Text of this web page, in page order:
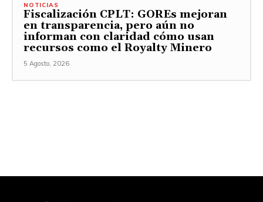
NOTICIAS
Fiscalización CPLT: GOREs mejoran
en transparencia, pero aún no
informan con claridad cómo usan
recursos como el Royalty Minero
5 Agosto, 2026